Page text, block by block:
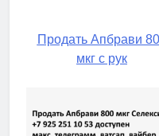
Продать Апбрави
мкг с рук